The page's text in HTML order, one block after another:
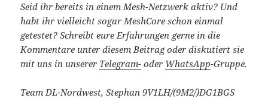
Seid ihr bereits in einem Mesh-Netzwerk aktiv? Und
habt ihr vielleicht sogar MeshCore schon einmal
getestet?Schreibt eure Erfahrungen gerne in die
Kommentare unter diesem Beitrag oder diskutiert sie
mit uns in unserer Telegram- oder WhatsApp-Gruppe.
Team DL-Nordwest, Stephan9V1LH/(9M2/)DG1BGS